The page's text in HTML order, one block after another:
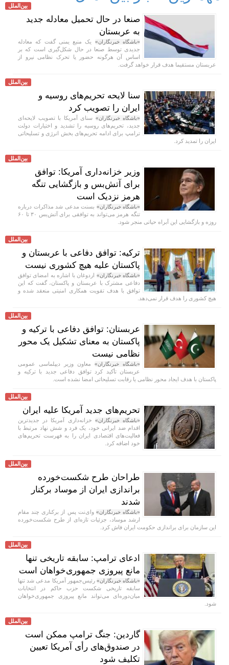
بین‌الملل
صنعا در حال تحمیل معادله جدید
به عربستان
«باشگاه خبرنگاران» یک منبع یمنی گفت که معادله
جدیدی توسط صنعا در حال شکل‌گیری است که بر
اساس آن هرگونه حضور یا تحرک نظامی نیرو از
عربستان مستقیما هدف قرار خواهد گرفت.
بین‌الملل
سنا لایحه تحریم‌های روسیه و
ایران را تصویب کرد
«باشگاه خبرنگاران» سنای آمریکا با تصویب لایحه‌ای
جدید، تحریم‌های روسیه را تشدید و اختیارات دولت
ترامپ برای ادامه تحریم‌های بخش انرژی و تسلیحاتی
ایران را تمدید کرد.
بین‌الملل
وزیر خزانه‌داری آمریکا: توافق
برای آتش‌بس و بازگشایی تنگه
هرمز نزدیک است
«باشگاه خبرنگاران» بسنت مدعی شد مذاکرات درباره
تنگه هرمز می‌تواند به توافقی برای آتش‌بس ۳۰ تا ۶۰
روزه و بازگشایی این آبراه حیاتی منجر شود.
بین‌الملل
ترکیه: توافق دفاعی با عربستان و
پاکستان علیه هیچ کشوری نیست
«باشگاه خبرنگاران» اردوغان با اشاره به امضای توافق
دفاعی مشترک با عربستان و پاکستان، گفت که این
توافق با هدف تقویت همکاری امنیتی منعقد شده و
هیچ کشوری را هدف قرار نمی‌دهد.
بین‌الملل
عربستان: توافق دفاعی با ترکیه و
پاکستان به معنای تشکیل یک محور
نظامی نیست
«باشگاه خبرنگاران» معاون وزیر دیپلماسی عمومی
عربستان تأکید کرد توافق دفاعی جدید با ترکیه و
پاکستان با هدف ایجاد محور نظامی یا رقابت تسلیحاتی امضا نشده است.
بین‌الملل
تحریم‌های جدید آمریکا علیه ایران
«باشگاه خبرنگاران» خزانه‌داری آمریکا در جدیدترین
اقدام ضد ایرانی خود، یک فرد و شش نهاد مرتبط با
فعالیت‌های اقتصادی ایران را به فهرست تحریم‌های
خود اضافه کرد.
بین‌الملل
طراحان طرح شکست‌خورده
براندازی ایران از موساد برکنار
شدند
«باشگاه خبرنگاران» وای‌نت پس از برکناری چند مقام
ارشد موساد، جزئیات تازه‌ای از طرح شکست‌خورده
این سازمان برای براندازی حکومت ایران فاش کرد.
بین‌الملل
ادعای ترامپ: سابقه تاریخی تنها
مانع پیروزی جمهوری‌خواهان است
«باشگاه خبرنگاران» رئیس‌جمهور آمریکا مدعی شد تنها
سابقه تاریخی شکست حزب حاکم در انتخابات
میان‌دوره‌ای می‌تواند مانع پیروزی جمهوری‌خواهان
شود.
بین‌الملل
گاردین: جنگ ترامپ ممکن است
در صندوق‌های رأی آمریکا تعیین
تکلیف شود